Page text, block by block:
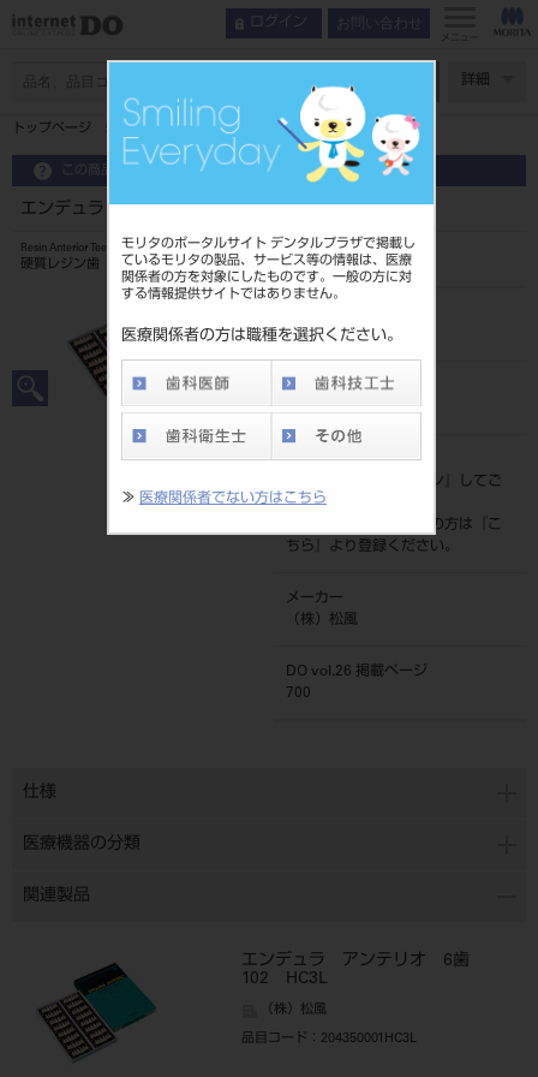
モリタのポータルサイト デンタルプラザで掲載し
ているモリタの製品、サービス等の情報は、医療
関係者の方を対象にしたものです。一般の方に対
する情報提供サイトではありません。
医療関係者の方は職種を選択ください。
≫ 医療関係者でない方はこちら
ログイン お問い合わせ
メニュー
詳細
トップページ エンデュラ アンテリオ 6歯 B3 HC6L
この商品に関するお問い合わせ
エンデュラ アンテリオ 6歯 B3 HC6L
Resin Anterior Teeth
硬質レジン歯
204350066HC6L
JAN/EANコード
標準価格
ログイン
』してご
覧ください。
ネット会員登録がまだの方は『
こ
ちら
』より登録ください。
メーカー
（株）松風
DO vol.26 掲載ページ
700
仕様
医療機器の分類
関連製品
エンデュラ アンテリオ 6歯
102 HC3L
（株）松風
品目コード ：204350001HC3L